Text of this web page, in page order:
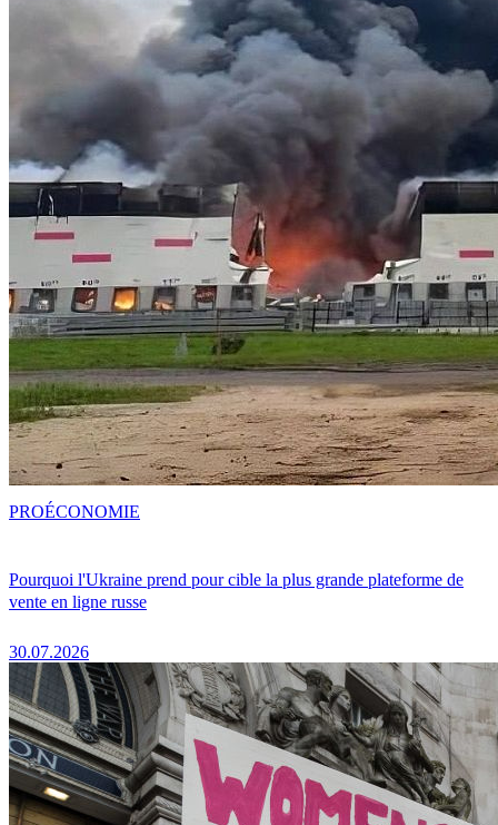
Pourquoi l'Ukraine prend pour cible la plus grande plateforme de
vente en ligne russe
30.07.2026
PROÉCONOMIE